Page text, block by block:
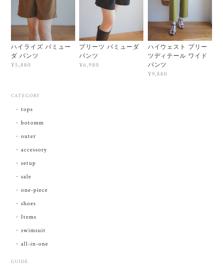
ハイライズ バミュー
ダ パンツ
¥5,880
プリーツ バミューダ
パンツ
¥6,980
ハイウェスト プリー
ツディテール ワイド
パンツ
¥9,880
CATEGORY
tops
botomm
outer
accessory
setup
sale
one-piece
shoes
Items
swimsuit
all-in-one
GUIDE